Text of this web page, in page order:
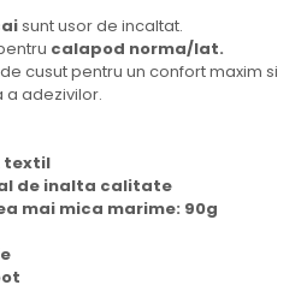
sunt usor de incaltat.
calapod norma/lat.
cusut pentru un confort maxim si
a adezivilor.
textil
de inalta calitate
mai mica marime: 90g